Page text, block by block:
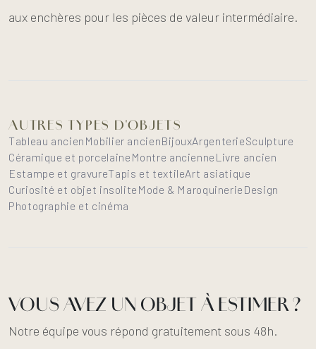
aux enchères pour les pièces de valeur intermédiaire.
AUTRES TYPES D'OBJETS
Tableau ancien Mobilier ancienBijouxArgenterieSculpture
Céramique et porcelaine Montre ancienne Livre ancien
Estampe et gravureTapis et textileArt asiatique
Curiosité et objet insolite Mode & Maroquinerie Design
Photographie et cinéma
VOUS AVEZ UN OBJET À ESTIMER ?
Notre équipe vous répond gratuitement sous 48h.